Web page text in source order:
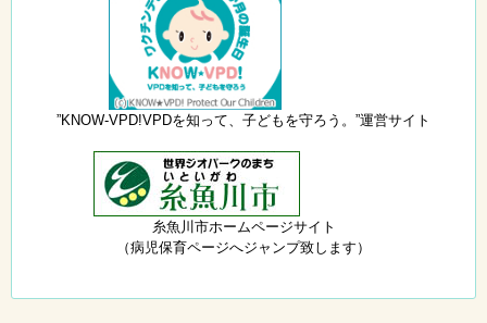
”KNOW-VPD!VPDを知って、子どもを守ろう。”運営サイト
糸魚川市ホームページサイト
（病児保育ページへジャンプ致します）